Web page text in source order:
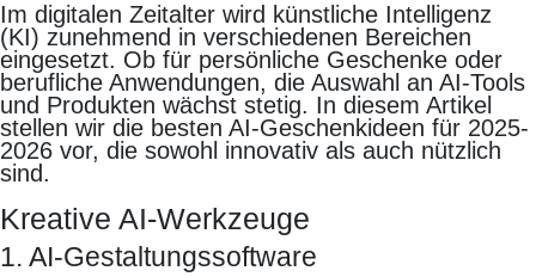
Im digitalen Zeitalter wird künstliche Intelligenz
(KI) zunehmend in verschiedenen Bereichen
eingesetzt. Ob für persönliche Geschenke oder
berufliche Anwendungen, die Auswahl an AI-Tools
und Produkten wächst stetig. In diesem Artikel
stellen wir die besten AI-Geschenkideen für 2025-
2026 vor, die sowohl innovativ als auch nützlich
sind.
Kreative AI-Werkzeuge
1. AI-Gestaltungssoftware